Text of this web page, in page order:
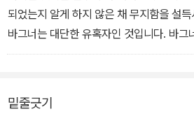
이 여섯 작품은 니체가 카를로 광장에서
체 최후의 저작들로 그간의 니체가 보여주
스도교적 고찰 등 그의 핵심 사상이 총정
되었는지 알게 하지 않은 채 무지함을 설
바그너는 대단한 유혹자인 것입니다. 바그
중 지쳐 있는 것, 죽어버린 것, 삶에 위협
교적인`) 본능에 아첨하며, 이 본능을 음악
밑줄긋기